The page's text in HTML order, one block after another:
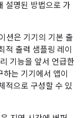
설명된 방법으로 가
션은 기기의 기본 출
적 출력 샘플링 레이
기능을 앞서 언급한
는 기기에서 앱이
적으로 구성할 수 있